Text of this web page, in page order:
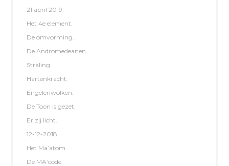
21 april 2019.
Het 4e element.
De omvorming.
De Andromedeanen.
Straling.
Hartenkracht.
Engelenwolken.
De Toon is gezet.
Er zij licht.
12-12-2018.
Het Ma’atom.
De MA’code.